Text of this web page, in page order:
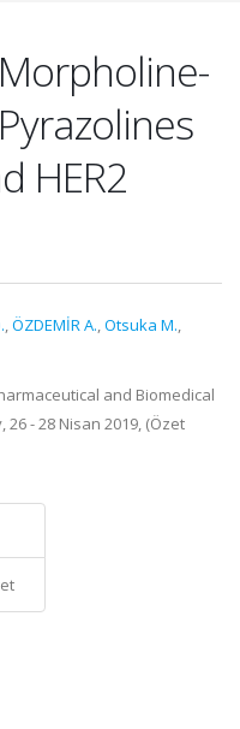
HER2
,ÖZDEMİR A.,Otsuka M.,
and Biomedical
26 - 28 Nisan 2019, (Özet